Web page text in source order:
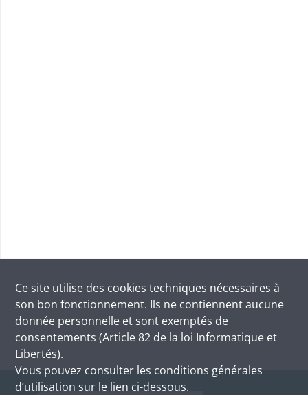
Ce site utilise des cookies techniques nécessaires à
son bon fonctionnement. Ils ne contiennent aucune
donnée personnelle et sont exemptés de
consentements (Article 82 de la loi Informatique et
Libertés).
Vous pouvez consulter les conditions générales
d’utilisation sur le lien ci-dessous.